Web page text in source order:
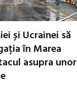
și Ucrainei să
în Marea
asupra unor